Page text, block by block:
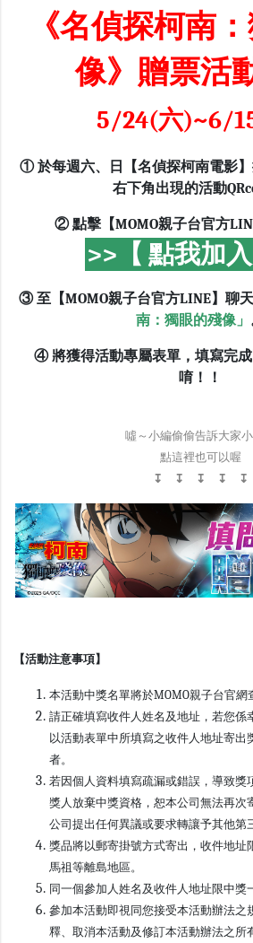
《名偵探柯南
像》贈票活
5/24(六)~6/
① 於每週六、日【名偵探柯南電影
右下角出現的活動
② 點擊【MOMO親子台官方
>>【 點我加
③ 至【MOMO親子台官方LINE】聊
南：獨眼的殘像」
④ 將獲得活動專屬表單，填寫完
唷！！
噓～小編偷偷告訴大家
點這裡也可以喔
↧ ↧ ↧ ↧ ↧
【活動注意事項】
本活動中獎名單將於MOMO親子台官網
請正確填寫收件人姓名及地址，若您係
以活動表單中所填寫之收件人地址寄出
者。
若因個人資料填寫疏漏或錯誤，導致獎
獎人放棄中獎資格，恕本公司無法再次
公司提出任何異議或要求轉讓予其他第
獎品將以郵寄掛號方式寄出，收件地址
馬祖等離島地區。
同一個參加人姓名及收件人地址限中獎
參加本活動即視同您接受本活動辦法之
釋、取消本活動及修訂本活動辦法之所